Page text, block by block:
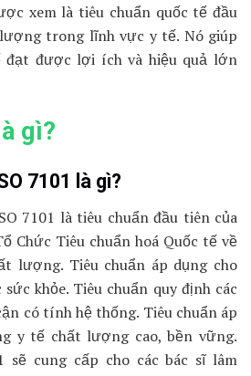
xem là tiêu chuẩn quốc tế đầu
trong lĩnh vực y tế. Nó giúp
đạt được lợi ích và hiệu quả lớn
gì?
7101 là gì?
7101 là tiêu chuẩn đầu tiên của
Chức Tiêu chuẩn hoá Quốc tế về
lượng. Tiêu chuẩn áp dụng cho
khỏe. Tiêu chuẩn quy định các
có tính hệ thống. Tiêu chuẩn áp
y tế chất lượng cao, bền vững.
sẽ cung cấp cho các bác sĩ lâm